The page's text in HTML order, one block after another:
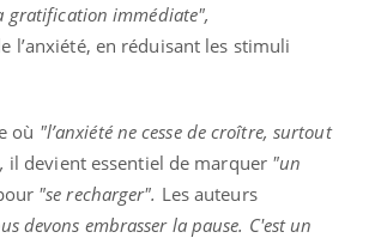
gratification immédiate",
l’anxiété, en réduisant les stimuli
où "l’anxiété ne cesse de croître, surtout
il devient essentiel de marquer "un
"se recharger". Les auteurs
devons embrasser la pause. C'est un